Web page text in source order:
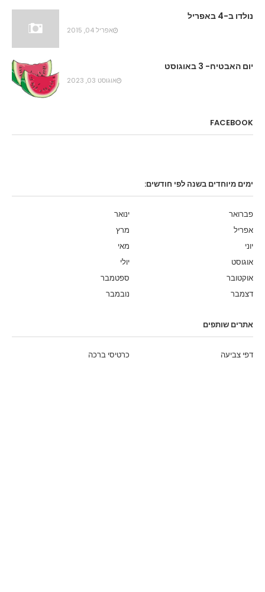
נולדו ב-4 באפריל
אפריל 04, 2015
יום האבטיח- 3 באוגוסט
אוגוסט 03, 2023
FACEBOOK
ימים מיוחדים בשנה לפי חודשים:
ינואר
פברואר
מרץ
אפריל
מאי
יוני
יולי
אוגוסט
ספטמבר
אוקטובר
נובמבר
דצמבר
אתרים שותפים
כרטיסי ברכה דפי צביעה